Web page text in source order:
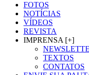
FOTOS
NOTÍCIAS
VÍDEOS
REVISTA
IMPRENSA [+]
TEXTOS
CONTATOS